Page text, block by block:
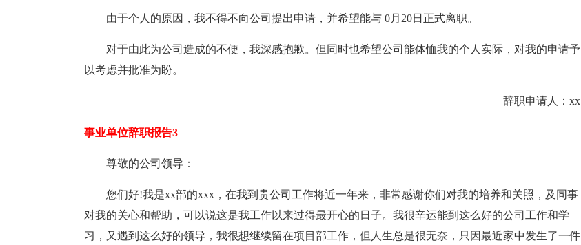
由于个人的原因，我不得不向公司提出申请，并希望能与 0月20日正式离职。
对于由此为公司造成的不便，我深感抱歉。但同时也希望公司能体恤我的个人实际，对我的申请予
以考虑并批准为盼。
辞职申请人：xx
事业单位辞职报告3
尊敬的公司领导：
您们好!我是xx部的xxx，在我到贵公司工作将近一年来，非常感谢你们对我的培养和关照，及同事
对我的关心和帮助，可以说这是我工作以来过得最开心的日子。我很辛运能到这么好的公司工作和学
习，又遇到这么好的领导，我很想继续留在项目部工作，但人生总是很无奈，只因最近家中发生了一件